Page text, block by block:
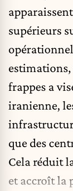
supérieurs
frappes a
iranienne,
que des
Cela réduit
et accroît la